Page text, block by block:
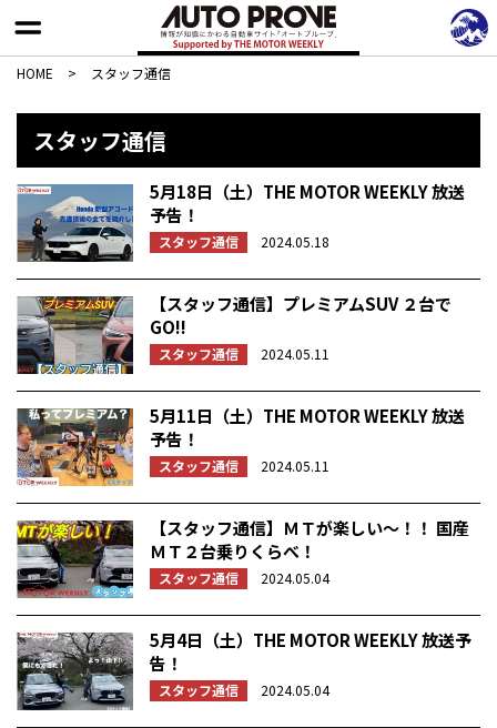
HOME > スタッフ通信
スタッフ通信
5月18日（土）THE MOTOR WEEKLY 放送
予告！
スタッフ通信 2024.05.18
【スタッフ通信】プレミアムSUV ２台で
GO!!
スタッフ通信 2024.05.11
5月11日（土）THE MOTOR WEEKLY 放送
予告！
スタッフ通信 2024.05.11
【スタッフ通信】ＭＴが楽しい～！！ 国産
ＭＴ２台乗りくらべ！
スタッフ通信 2024.05.04
5月4日（土）THE MOTOR WEEKLY 放送予
告！
スタッフ通信 2024.05.04